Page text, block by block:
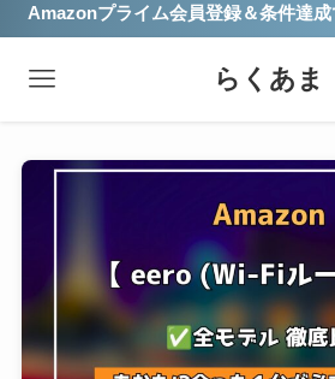
Amazonプライム会員登録＆条件達成
らくあま